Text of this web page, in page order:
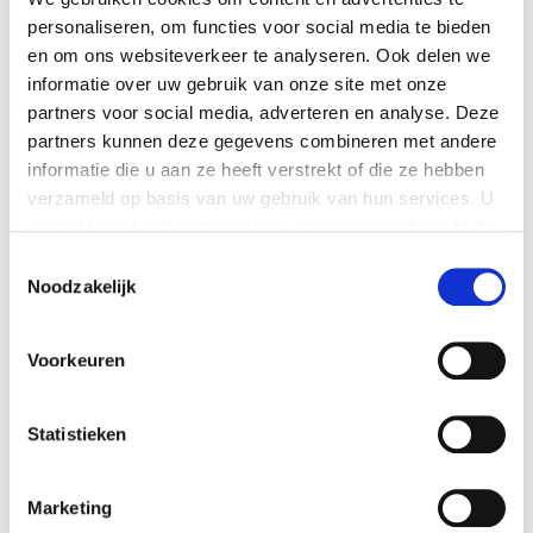
personaliseren, om functies voor social media te bieden
en om ons websiteverkeer te analyseren. Ook delen we
informatie over uw gebruik van onze site met onze
partners voor social media, adverteren en analyse. Deze
partners kunnen deze gegevens combineren met andere
informatie die u aan ze heeft verstrekt of die ze hebben
verzameld op basis van uw gebruik van hun services. U
Je kunt op elk moment je cookie-instellingen aanpassen
of je toestemming intrekken. Dit heeft geen gevolg voor
het rechtmatig gebruik van cookies voorafgaand aan
cookieverklaring
Noodzakelijk
Voorkeuren
Statistieken
Marketing
Ze worden ook verhuurd voor verschillende
doeleinden.